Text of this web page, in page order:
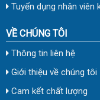
Tuyển dụng nhân viên
VỀ CHÚNG TÔI
Thông tin liên hệ
Giới thiệu về chúng tôi
Cam kết chất lượng